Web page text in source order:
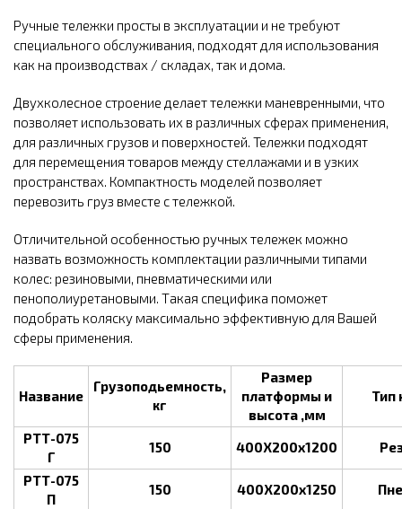
Ручные тележки просты в эксплуатации и не требуют
специального обслуживания, подходят для использования
как на производствах / складах, так и дома.
Двухколесное строение делает тележки маневренными, что
позволяет использовать их в различных сферах применения,
для различных грузов и поверхностей. Тележки подходят
для перемещения товаров между стеллажами и в узких
пространствах. Компактность моделей позволяет
перевозить груз вместе с тележкой.
Отличительной особенностью ручных тележек можно
назвать возможность комплектации различными типами
колес: резиновыми, пневматическими или
пенополиуретановыми. Такая специфика поможет
подобрать коляску максимально эффективную для Вашей
сферы применения.
Название
Грузоподьемность,
кг
Размер
платформы и
высота ,мм
Тип
РТТ-075
Г
150 400Х200х1200
РТТ-075
П
150 400Х200х1250